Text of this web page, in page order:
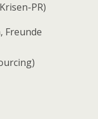
PR)
Freunde